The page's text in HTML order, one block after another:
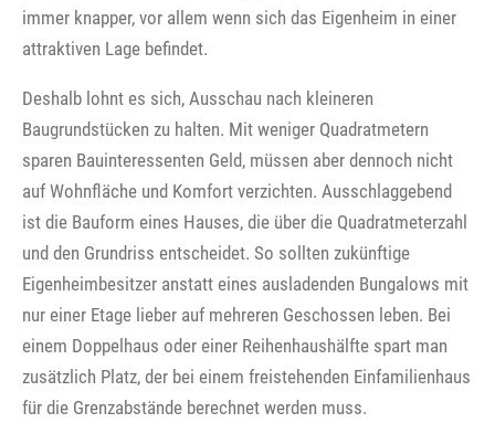
immer knapper, vor allem wenn sich das Eigenheim in einer
attraktiven Lage befindet.
Deshalb lohnt es sich, Ausschau nach kleineren
Baugrundstücken zu halten. Mit weniger Quadratmetern
sparen Bauinteressenten Geld, müssen aber dennoch nicht
auf Wohnfläche und Komfort verzichten. Ausschlaggebend
ist die Bauform eines Hauses, die über die Quadratmeterzahl
und den Grundriss entscheidet. So sollten zukünftige
Eigenheimbesitzer anstatt eines ausladenden Bungalows mit
nur einer Etage lieber auf mehreren Geschossen leben. Bei
einem Doppelhaus oder einer Reihenhaushälfte spart man
zusätzlich Platz, der bei einem freistehenden Einfamilienhaus
für die Grenzabstände berechnet werden muss.